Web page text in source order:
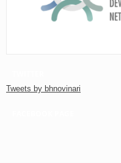
Tweets by bhnovinari